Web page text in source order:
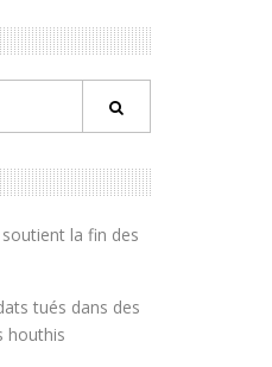
la fin des
tués dans des
houthis